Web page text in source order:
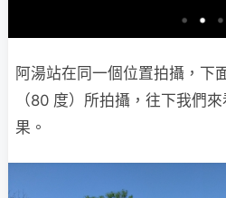
阿湯站在同一個位置拍攝，下
（80 度）所拍攝，往下我們
果。